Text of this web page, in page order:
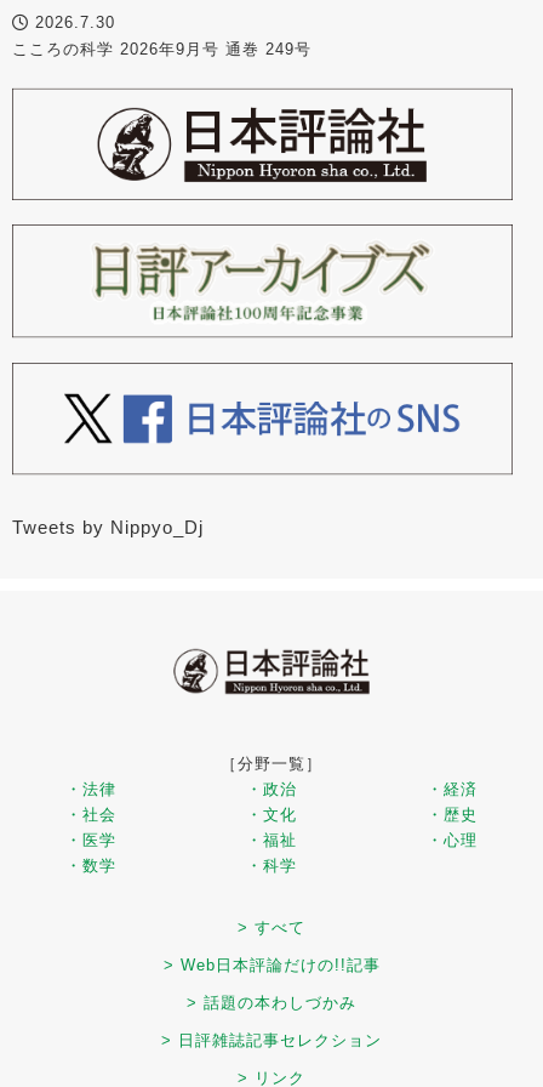
2026.7.30
こころの科学 2026年9月号 通巻 249号
Tweets by Nippyo_Dj
［分野一覧］
・法律
・政治
・経済
・社会
・文化
・歴史
・医学
・福祉
・心理
・数学
・科学
> すべて
> Web日本評論だけの!!記事
> 話題の本わしづかみ
> 日評雑誌記事セレクション
> リンク